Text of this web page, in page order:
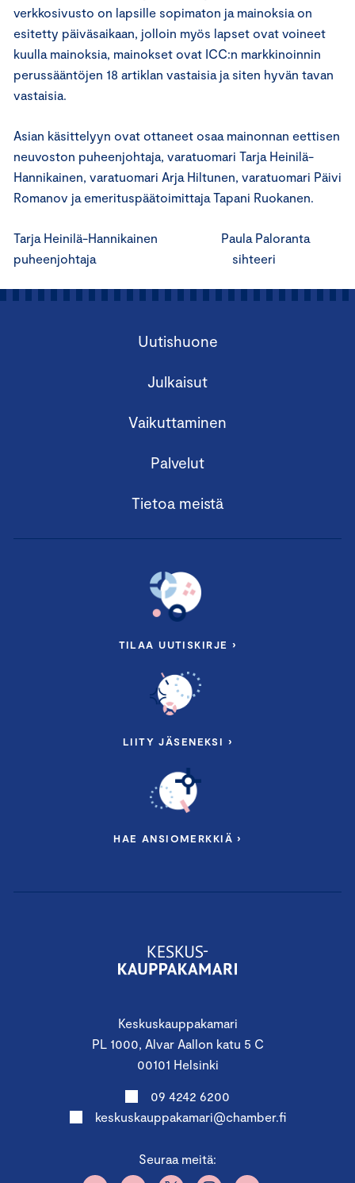
verkkosivusto on lapsille sopimaton ja mainoksia on
esitetty päiväsaikaan, jolloin myös lapset ovat voineet
kuulla mainoksia, mainokset ovat ICC:n markkinoinnin
perussääntöjen 18 artiklan vastaisia ja siten hyvän tavan
vastaisia.
Asian käsittelyyn ovat ottaneet osaa mainonnan eettisen
neuvoston puheenjohtaja, varatuomari Tarja Heinilä-
Hannikainen, varatuomari Arja Hiltunen, varatuomari Päivi
Romanov ja emerituspäätoimittaja Tapani Ruokanen.
Tarja Heinilä-Hannikainen Paula Paloranta
puheenjohtaja sihteeri
Keskuskauppakamari
PL 1000, Alvar Aallon katu 5 C
00101 Helsinki
09 4242 6200
keskuskauppakamari@chamber.fi
Seuraa meitä:
Uutishuone
Julkaisut
Vaikuttaminen
Palvelut
Tietoa meistä
TILAA UUTISKIRJE ›
LIITY JÄSENEKSI ›
HAE ANSIOMERKKIÄ ›